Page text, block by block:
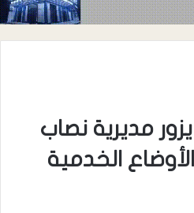
مديرية نصاب
الخدمية